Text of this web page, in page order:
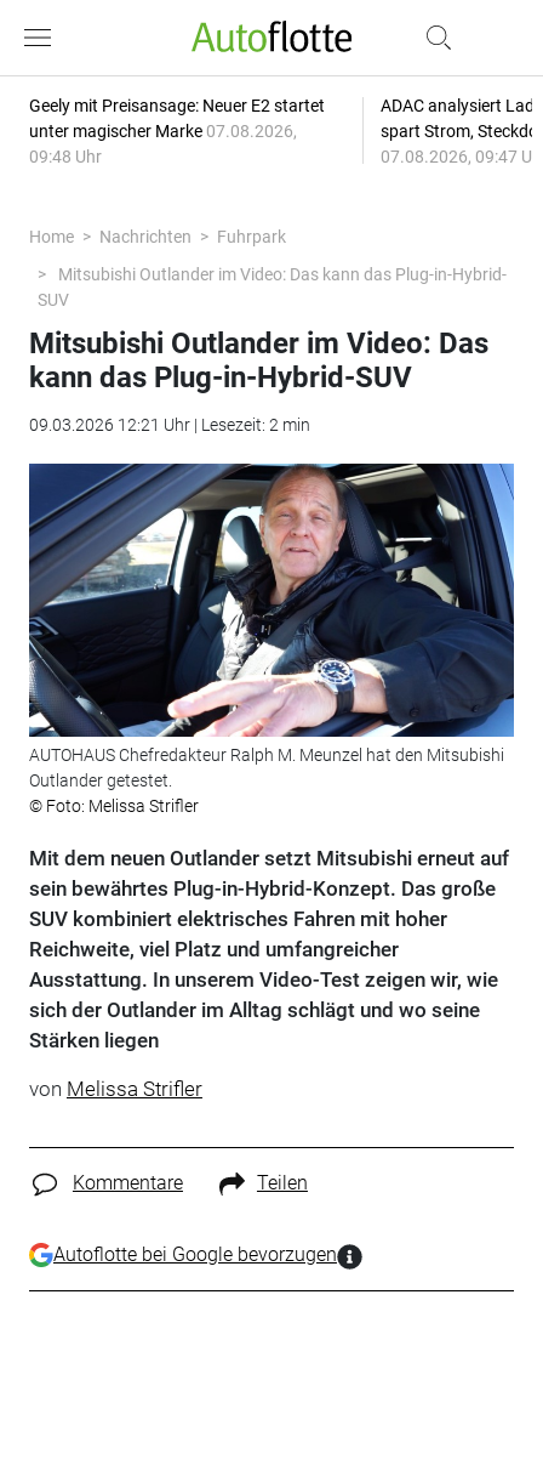
Geely mit Preisansage: Neuer E2 startet
unter magischer Marke 07.08.2026,
09:48 Uhr
ADAC analysiert
spart Strom,
07.08.2026, 09:47
Home Nachrichten
Fuhrpark
Mitsubishi Outlander im Video: Das kann das Plug-in-Hybrid-
SUV
Mitsubishi Outlander im Video: Das
kann das Plug-in-Hybrid-SUV
09.03.2026 12:21 Uhr | Lesezeit: 2 min
AUTOHAUS Chefredakteur Ralph M. Meunzel hat den Mitsubishi
Outlander getestet.
© Foto: Melissa Strifler
Mit dem neuen Outlander setzt Mitsubishi erneut auf
sein bewährtes Plug-in-Hybrid-Konzept. Das große
SUV kombiniert elektrisches Fahren mit hoher
Reichweite, viel Platz und umfangreicher
Ausstattung. In unserem Video-Test zeigen wir, wie
sich der Outlander im Alltag schlägt und wo seine
Stärken liegen
von Melissa Strifler
Kommentare Teilen
Autoflotte bei Google bevorzugen